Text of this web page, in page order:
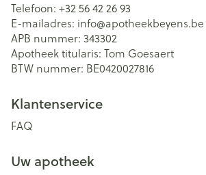
Telefoon: +32 56 42 26 93
E-mailadres: info@apotheekbeyens.be
APB nummer: 343302
Apotheek titularis: Tom Goesaert
BTW nummer: BE0420027816
Klantenservice
FAQ
Uw apotheek